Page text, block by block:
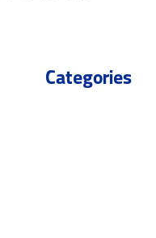
Categories